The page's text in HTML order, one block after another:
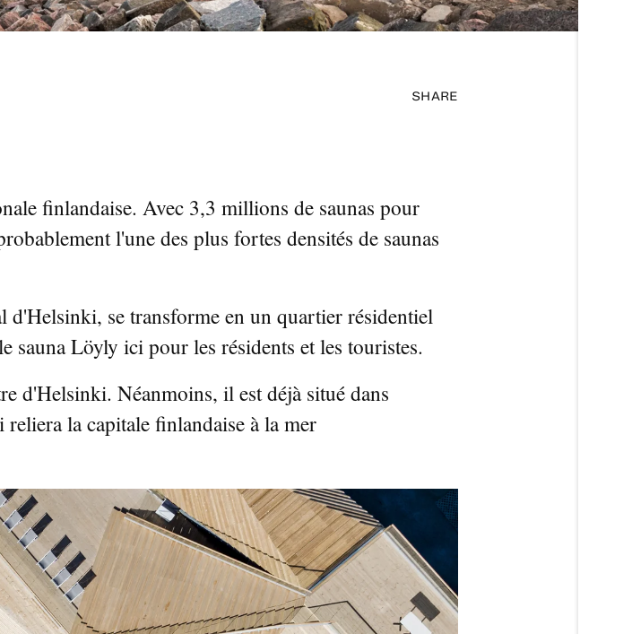
SHARE
finlandaise. Avec 3,3 millions de saunas pour
l'une des plus fortes densités de saunas
se transforme en un quartier résidentiel
sauna Löyly ici pour les résidents et les touristes.
d'Helsinki. Néanmoins, il est déjà situé dans
la capitale finlandaise à la mer